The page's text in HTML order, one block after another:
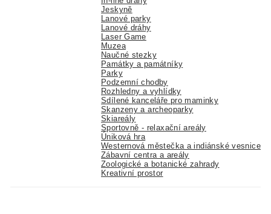
Jeskyně
Lanové parky
Lanové dráhy
Laser Game
Muzea
Naučné stezky
Památky a památníky
Parky
Podzemní chodby
Rozhledny a vyhlídky
Sdílené kanceláře pro maminky
Skanzeny a archeoparky
Skiareály
Sportovně - relaxační areály
Úniková hra
Westernová městečka a indiánské vesnice
Zábavní centra a areály
Zoologické a botanické zahrady
Kreativní prostor